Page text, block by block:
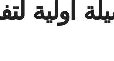
حصيلة اولية